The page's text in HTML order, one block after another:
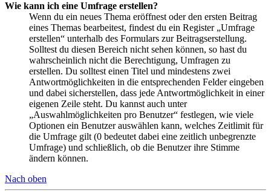
Wie kann ich eine Umfrage erstellen?
Wenn du ein neues Thema eröffnest oder den ersten Beitrag
eines Themas bearbeitest, findest du ein Register „Umfrage
erstellen“ unterhalb des Formulars zur Beitragserstellung.
Solltest du diesen Bereich nicht sehen können, so hast du
wahrscheinlich nicht die Berechtigung, Umfragen zu
erstellen. Du solltest einen Titel und mindestens zwei
Antwortmöglichkeiten in die entsprechenden Felder eingeben
und dabei sicherstellen, dass jede Antwortmöglichkeit in einer
eigenen Zeile steht. Du kannst auch unter
„Auswahlmöglichkeiten pro Benutzer“ festlegen, wie viele
Optionen ein Benutzer auswählen kann, welches Zeitlimit für
die Umfrage gilt (0 bedeutet dabei eine zeitlich unbegrenzte
Umfrage) und schließlich, ob die Benutzer ihre Stimme
ändern können.
Nach oben